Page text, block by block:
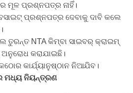
ମୂଳ ପ୍ରଶ୍ନପତ୍ର ନାହିଁ।
ପ୍ରଶ୍ନପତ୍ର ଦେବାକୁ ଦାବି କଲେ
ତୁରନ୍ତ NTA କିମ୍ବା ସାଇବର୍ କ୍ରାଇମ୍
କରାଯାଇଛି।
କାର୍ଯ୍ୟାନୁଷ୍ଠାନ ନିଆଯିବ।
ମଧ୍ୟ ନିୟନ୍ତ୍ରଣ